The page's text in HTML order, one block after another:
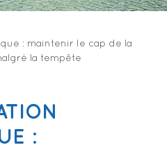
: maintenir le cap de la
la tempête
: